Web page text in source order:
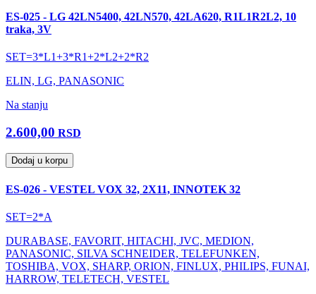
ES-025 - LG 42LN5400, 42LN570, 42LA620, R1L1R2L2, 10
traka, 3V
SET=3*L1+3*R1+2*L2+2*R2
ELIN, LG, PANASONIC
Na stanju
2.600,00 RSD
Dodaj u korpu
ES-026 - VESTEL VOX 32, 2X11, INNOTEK 32
SET=2*A
DURABASE, FAVORIT, HITACHI, JVC, MEDION,
PANASONIC, SILVA SCHNEIDER, TELEFUNKEN,
TOSHIBA, VOX, SHARP, ORION, FINLUX, PHILIPS, FUNAI,
HARROW, TELETECH, VESTEL